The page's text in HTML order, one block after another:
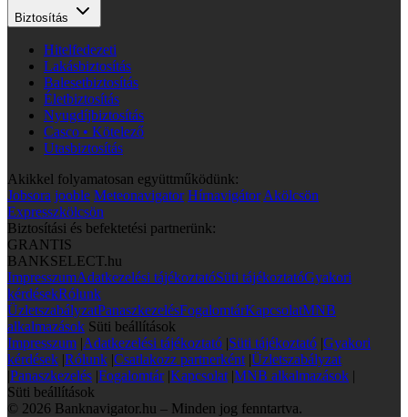
Biztosítás
Hitelfedezeti
Lakásbiztosítás
Balesetbiztosítás
Életbiztosítás
Nyugdíjbiztosítás
Casco • Kötelező
Utasbiztosítás
Akikkel folyamatosan együttműködünk:
Jobsora jooble Meteonavigator Hírnavigátor Akölcsön
Expresszkölcsön
Biztosítási és befektetési partnerünk:
GRANTIS
BANKSELECT.hu
ImpresszumAdatkezelési tájékoztatóSüti tájékoztatóGyakori
kérdésekRólunk
ÜzletszabályzatPanaszkezelésFogalomtárKapcsolatMNB
alkalmazások Süti beállítások
Impresszum |Adatkezelési tájékoztató |Süti tájékoztató |Gyakori
kérdések |Rólunk |Csatlakozz partnerként |Üzletszabályzat
|Panaszkezelés |Fogalomtár |Kapcsolat |MNB alkalmazások |
Süti beállítások
© 2026 Banknavigator.hu – Minden jog fenntartva.